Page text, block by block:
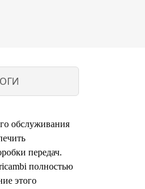
обслуживания
передач.
полностью
этого